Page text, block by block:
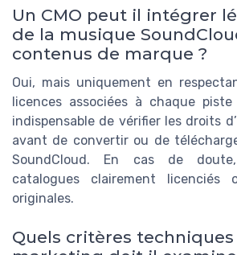
Un CMO peut il intégrer
de la musique
contenus de marque ?
Oui, mais uniquement en
licences associées à chaque
indispensable de vérifier les droits
avant de convertir ou de
SoundCloud. En cas de
catalogues clairement licenciés
originales.
Quels critères